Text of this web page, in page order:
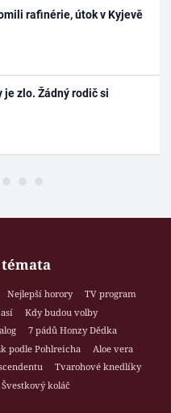
rafinérie, útok v Kyjevě
je zlo. Žádný rodič si
Nejlepší horory
TV program
Kdy budou volby
7 pádů Honzy Dědka
podle Pohlreicha
Aloe vera
Tvarohové knedlíky
Švestkový koláč